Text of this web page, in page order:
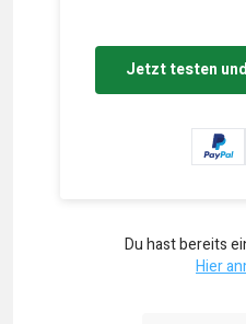
Jetzt testen
Du hast bereits
Hier